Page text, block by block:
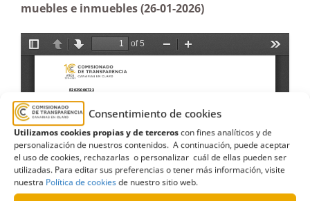
Consentimiento de cookies
Utilizamos cookies propias y de terceroscon fines analíticos y de
personalización de nuestros contenidos. A continuación, puede aceptar
el uso de cookies, rechazarlas o personalizar cuál de ellas pueden ser
utilizadas. Para editar sus preferencias o tener más información, visite
nuestra Política de cookiesde nuestro sitio web.
muebles e inmuebles (26-01-2026)